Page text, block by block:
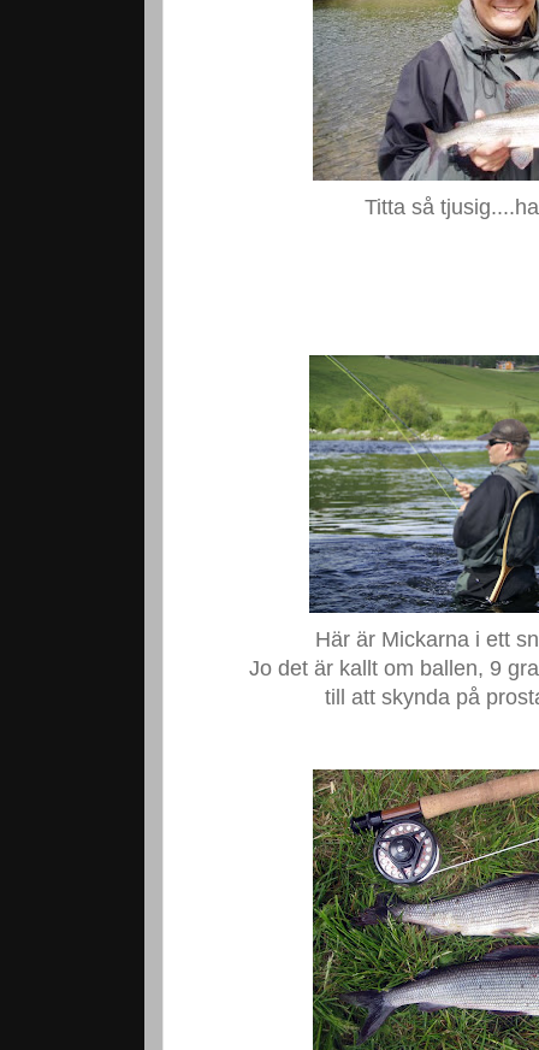
Titta så
Här är Mickarna i ett
Jo det är kallt om ballen, 9
till att skynda på